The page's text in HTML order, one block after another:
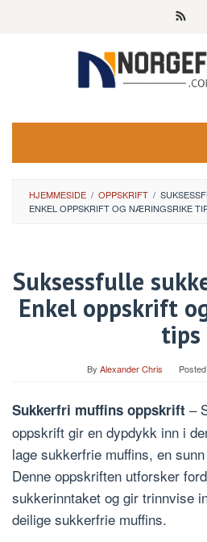
HJEMMESIDE / OPPSKRIFT /
ENKEL OPPSKRIFT OG NÆRINGSRIKE
Suksessfulle
Enkel oppskrift
tips
By Alexander Chris
Sukkerfri muffins oppskrift –
oppskrift gir en dypdykk inn i
lage sukkerfrie muffins, en
Denne oppskriften utforsker
sukkerinntaket og gir trinnvise
deilige sukkerfrie muffins.